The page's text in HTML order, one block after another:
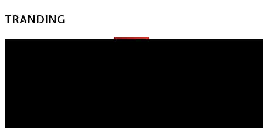
TRANDING